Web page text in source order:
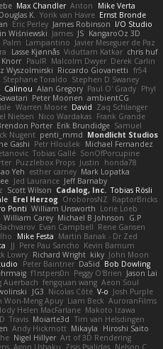
Max Chandler Anton
Mike Verta
Douglas K. Yorik van Havre Ernst Bronde
Eric Perley James Robinson I/O Studio
Wiśniewski James JS KangaroOz 3D
Palm Lampantino Javier Meseguer de Paz
Lasse Kjønnås Viduttam Katkar chris huf
Knorr PaulR Malcolm Dwyer Derek Carlin
Wyszolmirski Riccardo Giovanetti fr54
Stephane Toraldo Stephen D Swaney
Calinou Alan Gregory Paul O' Grady Phyl
Peter Moonen ambientCG
Warren Moore David Zaq Schlanger
Nielsen Nico Wardakas Frank Grande
Porter Erik Brundidge Samuel
Nugent penti_mmd Mondlicht Studios
Gashi Petr Hloušek
Michael Fernandez
Tobias Gallé SonOfPorcupine
Puzzlebox Props Justin
honda78
Yeh esther carney Mark Lopatka
Jed Laurance Jeff Barnaby
Scott Wilson Cadalog, Inc. Tobias Rösli
Erel Herzog OroborosNZ RaptorBricks
Ponti William Unsworth Lorie Loeb
William Carey Michael B Johnson
G.P
Evan Campbell Rene Gansen
Mike Festa Martin Banak - Dr Zed
JJ Pere Pau Sancho Kevin Barnum
Lowry Richard Wright kiky John Moon
Peter Baintner Da5id Bob Dowling
f1rstpers0n Peggy O'Brien Jason Lai
Auerbach fengquan wang Aeon Soul
JG3 Nicolas Côté V-o Josh Purple
Won-Meng Apuy Liam Beck AuroranFilms
Helen MacFarlane Makoto Izawa
Travis Moiarte3d Tim van Helsdingen
Andy Hickmott Mikayla
Hiroshi Saito
Nigel Hillyer Art of 3D Rendering
Agon Ushaku Zisis Psalidas Nelson C